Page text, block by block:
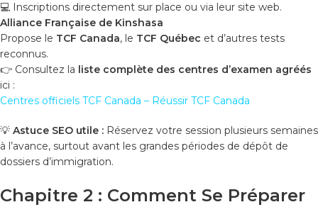
💻 Inscriptions directement sur place ou via leur site web.
Alliance Française de Kinshasa
Propose le TCF Canada, le TCF Québec et d’autres tests
reconnus.
👉 Consultez la liste complète des centres d’examen agréés
ici :
Centres officiels TCF Canada – Réussir TCF Canada
💡 Astuce SEO utile : Réservez votre session plusieurs semaines
à l’avance, surtout avant les grandes périodes de dépôt de
dossiers d’immigration.
Chapitre 2 : Comment Se Préparer